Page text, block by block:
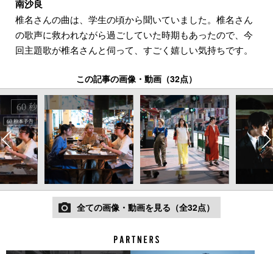
南沙良
椎名さんの曲は、学生の頃から聞いていました。椎名さん
の歌声に救われながら過ごしていた時期もあったので、今
回主題歌が椎名さんと伺って、すごく嬉しい気持ちです。
この記事の画像・動画（32点）
全ての画像・動画を見る（全32点）